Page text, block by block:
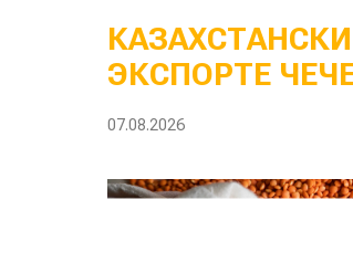
ЭКСПОРТЕ
07.08.2026